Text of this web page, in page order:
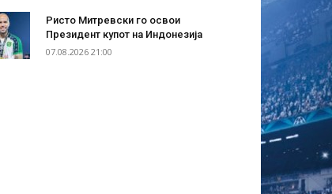
Ристо Митревски го освои
Президент купот на Индонезија
07.08.2026 21:00